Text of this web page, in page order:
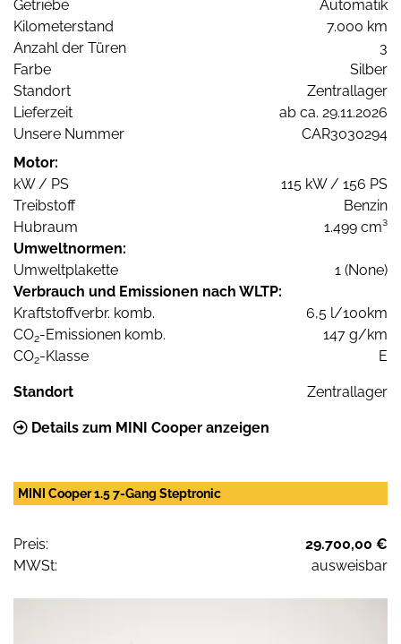
Getriebe
Automatik
Kilometerstand
7.000 km
Anzahl der Türen
3
Farbe
Silber
Standort
Zentrallager
Lieferzeit
ab ca. 29.11.2026
Unsere Nummer
CAR3030294
Motor:
kW / PS
115 kW / 156 PS
Treibstoff
Benzin
Hubraum
1.499 cm³
Umweltnormen:
Umweltplakette
1 (None)
Verbrauch und Emissionen nach WLTP:
Kraftstoffverbr. komb.
6,5 l/100km
CO2-Emissionen komb.
147 g/km
CO2-Klasse E
Standort Zentrallager
Details zum MINI Cooper anzeigen
MINI Cooper 1.5 7-Gang Steptronic
Preis:
29.700,00 €
MWSt:
ausweisbar